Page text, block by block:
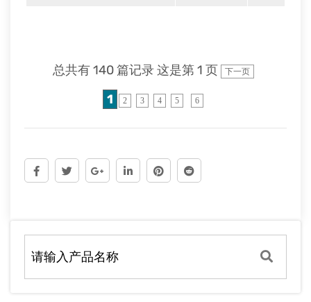
总共有 140 篇记录 这是第 1 页 下一页
1 2 3 4 5 6